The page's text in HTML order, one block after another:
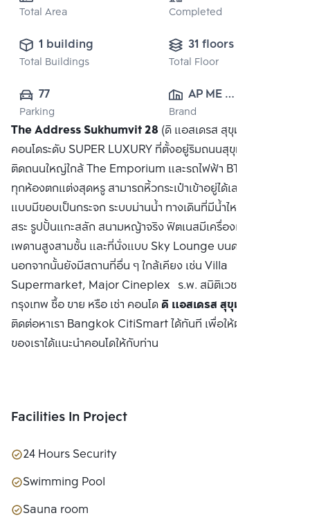
Total Area Completed
1 building
Total Buildings
31 floors
Total Floor
77
Parking
AP ME
(SUKHUMVIT)
CO., LTD.
Brand
The Address Sukhumvit 28 (ดิ แอสเดรส สุขุมวิท 28)
คอนโดระดับ SUPER LUXURY ที่ตั้งอยู่ริมถนนสุขุมวิท ในทำเล
ติดถนนใหญ่ใกล้ The Emporium และรถไฟฟ้า BTS พร้อมพงษ์
ทุกห้องตกแต่งสุดหรู สามารถหิ้วกระเป๋าเข้าอยู่ได้เลย สระว่ายน้ำ
แบบมีขอบเป็นกระจก ระบบม่านน้ำ ทางเดินที่มีน้ำไหล เตียงรอบ
สระ รูปปั้นแกะสลัก สนามหญ้าจริง ฟิตเนสมีเครื่องเล่นครบครัน
เพดานสูงสามชั้น และที่นั่งแบบ Sky Lounge บนดาดฟ้าชั้น 31
นอกจากนั้นยังมีสถานที่อื่น ๆ ใกล้เคียง เช่น Villa
Supermarket, Major Cineplex ร.พ. สมิติเวช มหาวิทยาลัย
กรุงเทพ ซื้อ ขาย หรือ เช่า คอนโดดิ แอสเดรส สุขุมวิท 28
ติดต่อหาเรา Bangkok CitiSmart ได้ทันที เพื่อให้ผู้เชี่ยวชาญ
ของเราได้แนะนำคอนโดให้กับท่าน
Facilities In Project
24 Hours Security
Swimming Pool
Sauna room